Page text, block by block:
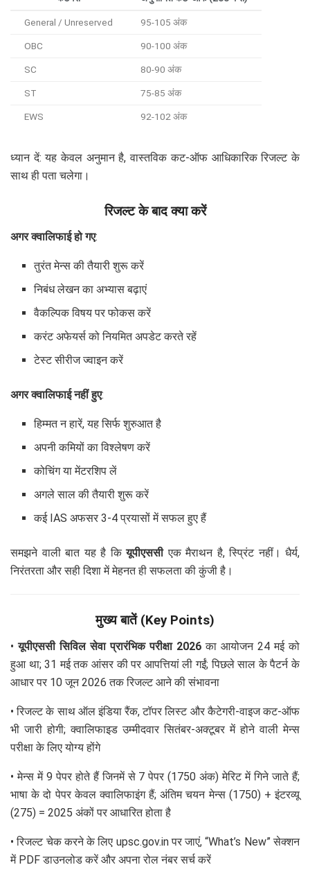
General / Unreserved 95-105 अंक
OBC 90-100 अंक
SC 80-90 अंक
ST 75-85 अंक
EWS 92-102 अंक
ध्यान दें: यह केवल अनुमान है, वास्तविक कट-ऑफ आधिकारिक रिजल्ट के
साथ ही पता चलेगा।
रिजल्ट के बाद क्या करें
अगर क्वालिफाई हो गए:
तुरंत मेन्स की तैयारी शुरू करें
निबंध लेखन का अभ्यास बढ़ाएं
वैकल्पिक विषय पर फोकस करें
करंट अफेयर्स को नियमित अपडेट करते रहें
टेस्ट सीरीज ज्वाइन करें
अगर क्वालिफाई नहीं हुए:
हिम्मत न हारें, यह सिर्फ शुरुआत है
अपनी कमियों का विश्लेषण करें
कोचिंग या मेंटरशिप लें
अगले साल की तैयारी शुरू करें
कई IAS अफसर 3-4 प्रयासों में सफल हुए हैं
समझने वाली बात यह है कियूपीएससीएक मैराथन है, स्प्रिंट नहीं। धैर्य,
निरंतरता और सही दिशा में मेहनत ही सफलता की कुंजी है।
मुख्य बातें (Key Points)
•यूपीएससी सिविल सेवा प्रारंभिक परीक्षा 2026 का आयोजन 24 मई को
हुआ था; 31 मई तक आंसर की पर आपत्तियां ली गईं; पिछले साल के पैटर्न के
आधार पर 10 जून 2026 तक रिजल्ट आने की संभावना
• रिजल्ट के साथ ऑल इंडिया रैंक, टॉपर लिस्ट और कैटेगरी-वाइज कट-ऑफ
भी जारी होगी; क्वालिफाइड उम्मीदवार सितंबर-अक्टूबर में होने वाली मेन्स
परीक्षा के लिए योग्य होंगे
• मेन्स में 9 पेपर होते हैं जिनमें से 7 पेपर (1750 अंक) मेरिट में गिने जाते हैं;
भाषा के दो पेपर केवल क्वालिफाइंग हैं; अंतिम चयन मेन्स (1750) + इंटरव्यू
(275) = 2025 अंकों पर आधारित होता है
• रिजल्ट चेक करने के लिए upsc.gov.in पर जाएं, “What’s New” सेक्शन
में PDF डाउनलोड करें और अपना रोल नंबर सर्च करें